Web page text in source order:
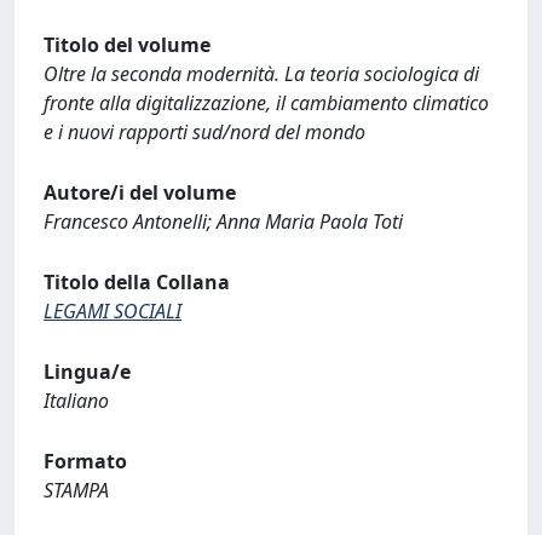
Titolo del volume
Oltre la seconda modernità. La teoria sociologica di
fronte alla digitalizzazione, il cambiamento climatico
e i nuovi rapporti sud/nord del mondo
Autore/i del volume
Francesco Antonelli; Anna Maria Paola Toti
Titolo della Collana
LEGAMI SOCIALI
Lingua/e
Italiano
Formato
STAMPA